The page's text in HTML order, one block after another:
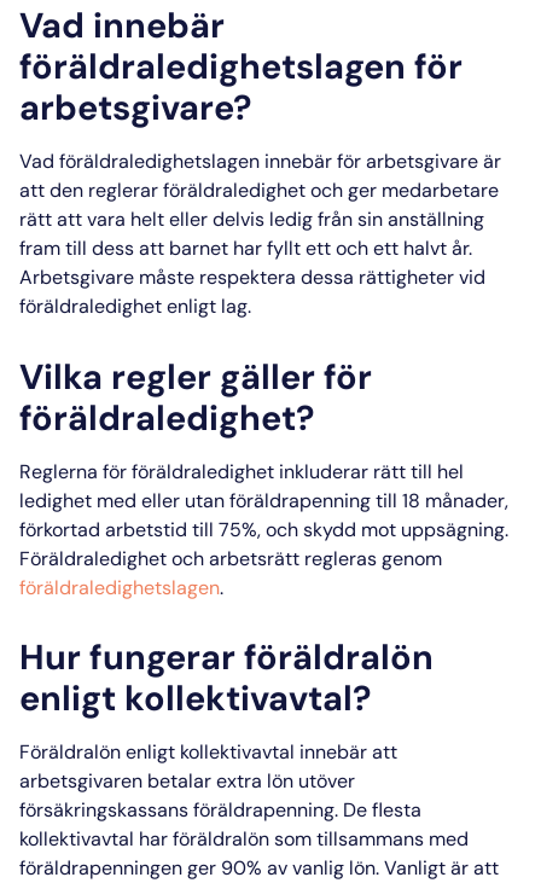
Vad innebär
föräldraledighetslagen för
arbetsgivare?
Vad föräldraledighetslagen innebärför arbetsgivare är
att den reglerarföräldraledighetoch ger medarbetare
rätt att vara helt eller delvis ledig från sin anställning
fram till dess att barnet har fyllt ett och ett halvt år.
Arbetsgivare måste respektera dessa rättigheter vid
föräldraledighetenligt lag.
Vilka regler gäller för
föräldraledighet?
Reglerna för föräldraledighet inkluderar rätt till hel
ledighet med eller utan föräldrapenning till 18 månader,
förkortad arbetstid till 75%, och skydd mot uppsägning.
Föräldraledighet och arbetsrätt regleras genom
föräldraledighetslagen.
Hur fungerar föräldralön
enligt kollektivavtal?
Föräldralön enligt kollektivavtal innebär att
arbetsgivaren betalar extra lön utöver
försäkringskassans föräldrapenning. De flesta
kollektivavtal harföräldralönsom tillsammans med
föräldrapenningen ger 90% av vanlig lön. Vanligt är att